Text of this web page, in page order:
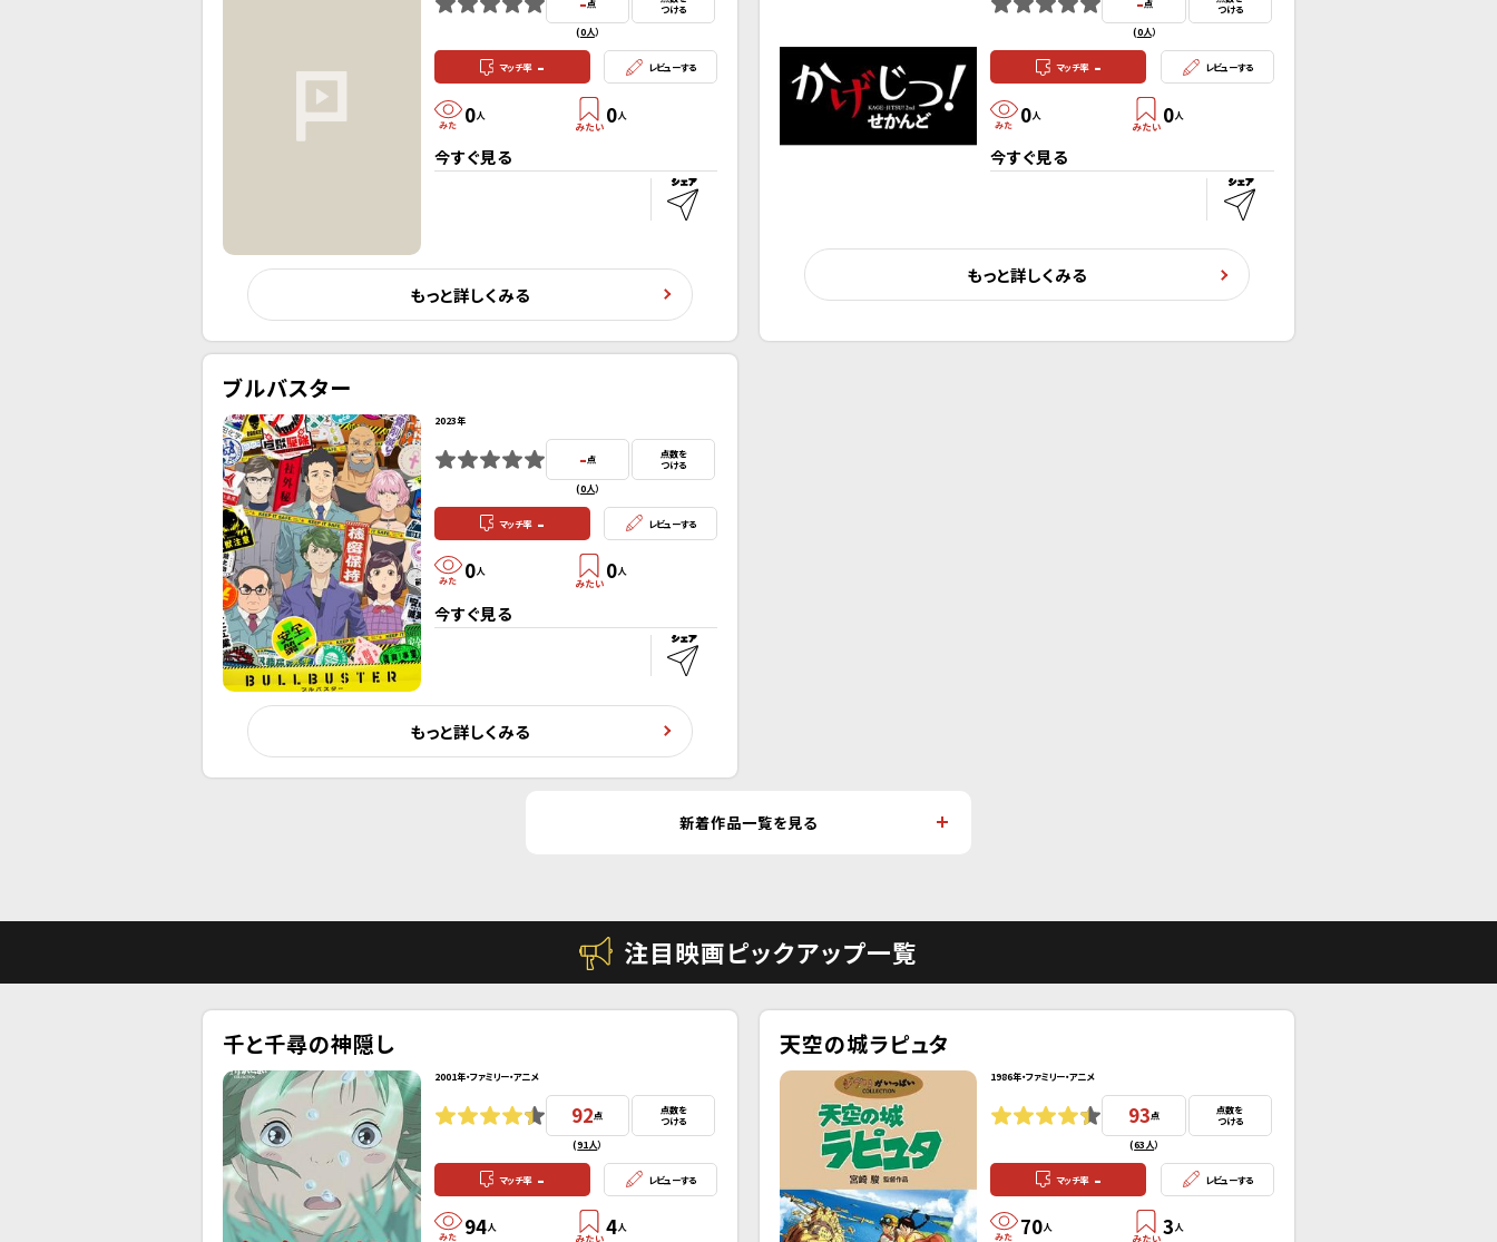
点
(0人）
つける
マッチ率 - レビューする
0人 0人
今すぐ見る
もっと詳しくみる
点
(0人）
つける
マッチ率 - レビューする
0人 0人
今すぐ見る
もっと詳しくみる
ブルバスター
2023年
-点
(0人）
点数を
つける
マッチ率 - レビューする
0人 0人
今すぐ見る
もっと詳しくみる
新着作品一覧を見る
注目映画ピックアップ一覧
千と千尋の神隠し
2001年・ファミリー・アニメ
92点
(91人）
点数を
つける
マッチ率 - レビューする
94人 4人
天空の城ラピュタ
1986年・ファミリー・アニメ
93点
(63人）
点数を
つける
マッチ率 - レビューする
70人 3 人